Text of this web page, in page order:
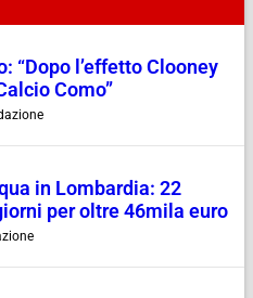
“Dopo l’effetto Clooney
Como”
in Lombardia: 22
per oltre 46mila euro